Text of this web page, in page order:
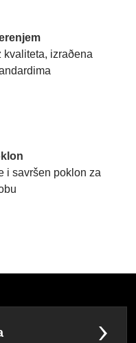
kvaliteta, izraðena
i savršen poklon za